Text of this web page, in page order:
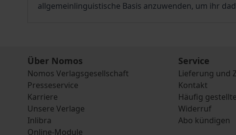
allgemeinlinguistische Basis anzuwenden, um ihr
Über Nomos
Nomos Verlagsgesellschaft
Presseservice
Karriere
Unsere Verlage
Inlibra
Online-Module
Service
Lieferung und
Kontakt
Häufig
Widerruf
Abo kündigen